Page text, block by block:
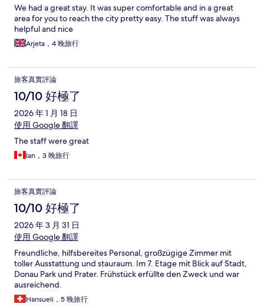
We had a great stay. It was super comfortable and in a great
area for you to reach the city pretty easy. The stuff was always
helpful and nice
Arjeta，4 晚旅行
旅客真實評論
10/10 好極了
2026 年 1 月 18 日
使用 Google 翻譯
The staff were great
Ian，3 晚旅行
旅客真實評論
10/10 好極了
2026 年 3 月 31 日
使用 Google 翻譯
Freundliche, hilfsbereites Personal, großzügige Zimmer mit
toller Ausstattung und stauraum. Im 7. Etage mit Blick auf Stadt,
Donau Park und Prater. Frühstück erfüllte den Zweck und war
ausreichend.
Hansueli，5 晚旅行